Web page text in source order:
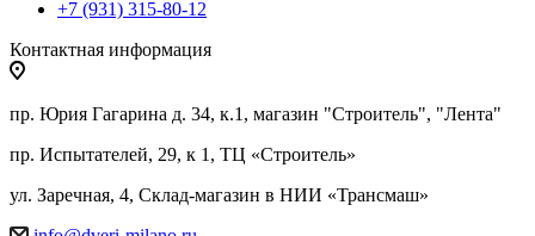
+7 (931) 315-80-12
Контактная информация
пр. Юрия Гагарина д. 34, к.1, магазин "Строитель", "Лента"
пр. Испытателей, 29, к 1, ТЦ «Строитель»
ул. Заречная, 4, Склад-магазин в НИИ «Трансмаш»